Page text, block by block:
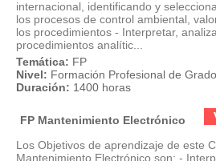
internacional, identificando y
los procesos de control ambiental,
los procedimientos - Interpretar,
procedimientos analític...
Temática: FP
Nivel: Formación Profesional de
Duración: 1400 horas
FP Mantenimiento Electrónico
Los Objetivos de aprendizaje de este
Mantenimiento Electrónico son: -